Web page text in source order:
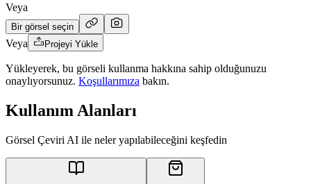
Veya
Bir görsel seçin
Veya Projeyi Yükle
Yükleyerek, bu görseli kullanma hakkına sahip olduğunuzu
onaylıyorsunuz. Koşullarımıza bakın.
Kullanım Alanları
Görsel Çeviri AI ile neler yapılabileceğini keşfedin